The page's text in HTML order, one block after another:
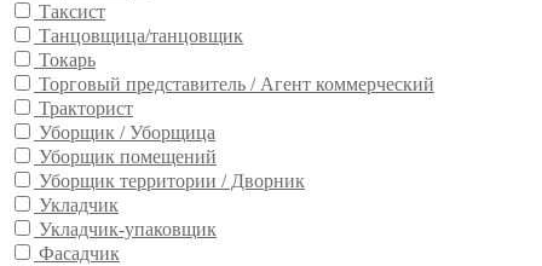
Таксист
Танцовщица/танцовщик
Токарь
Торговый представитель / Агент коммерческий
Тракторист
Уборщик / Уборщица
Уборщик помещений
Уборщик территории / Дворник
Укладчик
Укладчик-упаковщик
Фасадчик